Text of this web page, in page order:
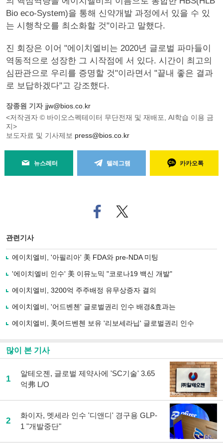
Bio eco-System)을 통해 신약개발 과정에서 있을 수 있
는 시행착오를 최소화할 것"이라고 말했다.
진 회장은 이어 "에이치엘비는 2020년 글로벌 파마들이
역동적으로 성장한 그 시작점에 서 있다. 시간이 최고의
심판관으로 우리를 증명할 것"이라면서 "끝내 좋은 결과
로 보답하겠다"고 강조했다.
장종원 기자 jjw@bios.co.kr
<저작권자 © 바이오스펙테이터 무단전재 및 재배포, AI학습 이용 금
지>
보도자료 및 기사제보 press@bios.co.kr
뉴스레터 텔레그램 카카오톡
페
이
로
사
유
기
트위
터로
관련기사
에이치엘비, '아필리아' 美 FDA와 pre-NDA 미팅
'에이치엘비 인수' 美 이뮤노믹 "코로나19 백신 개발"
에이치엘비, 3200억 주주배정 유무상증자 결의
에이치엘비, '어드벤첸' 글로벌권리 인수 배경&효과는
에이치엘비, 美어드벤첸 보유 '리보세라닙' 글로벌권리 인수
많이 본 기사
1
알테오젠, 글로벌 제약사에 'SC기술' 3.65
억弗 L/O
2
화이자, 멧세라 인수 '디앤디' 경구용 GLP-
1 "개발중단"